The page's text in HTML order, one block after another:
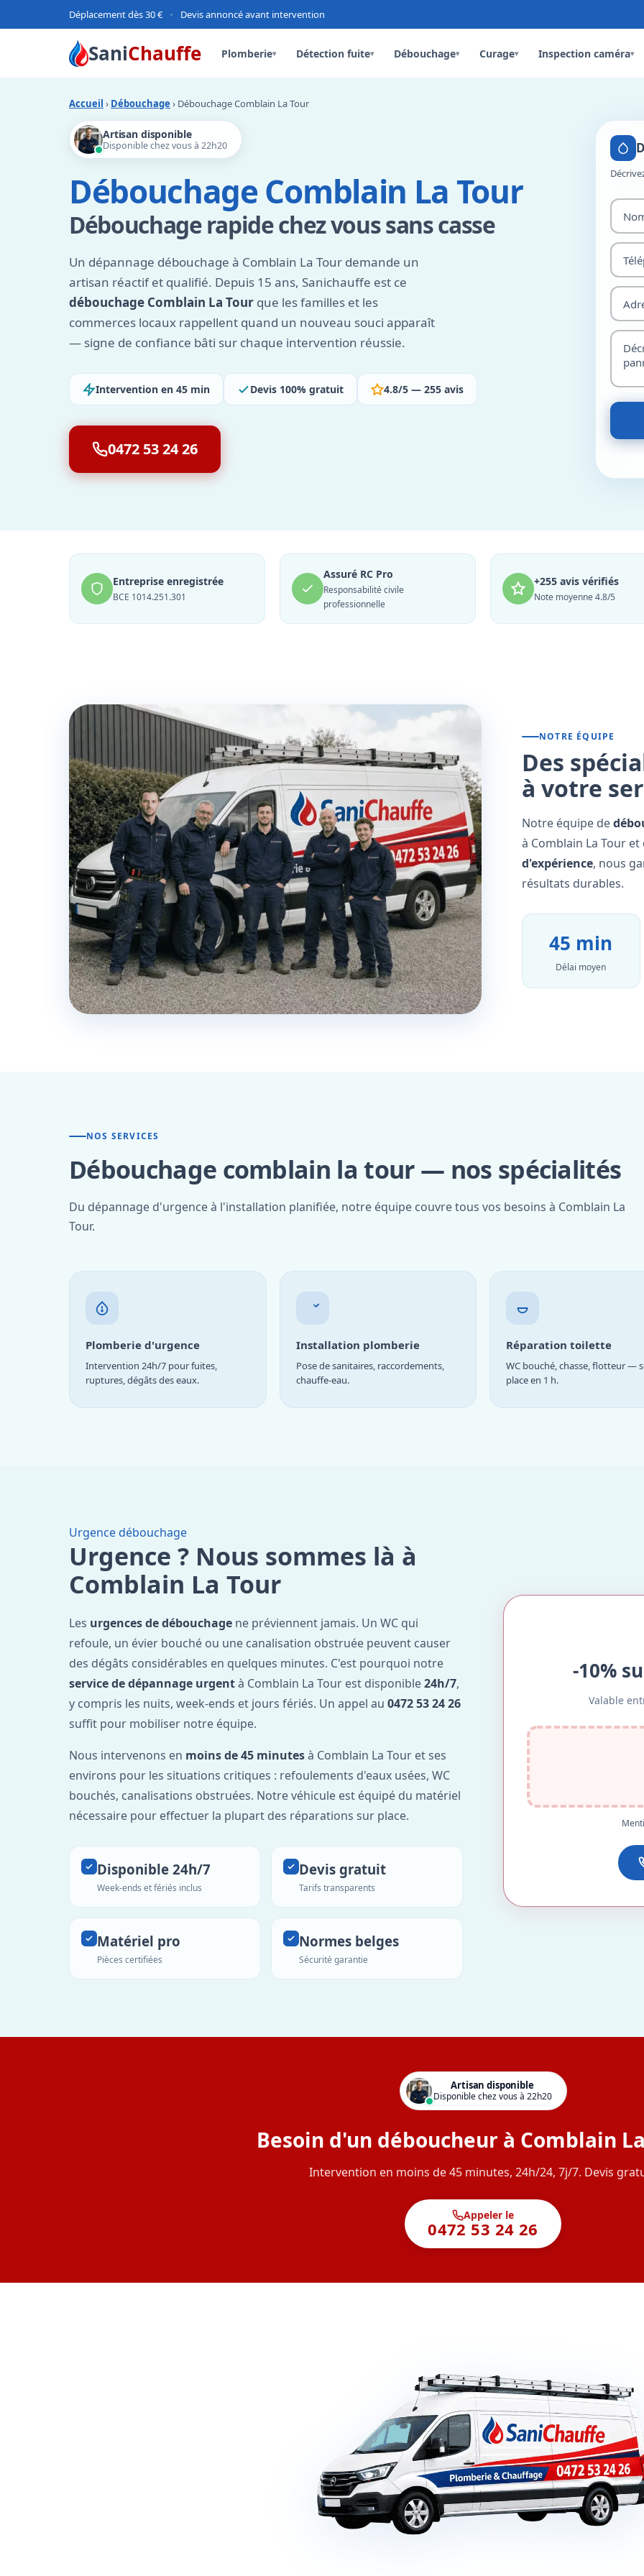
Déplacement dès 30 € • Devis annoncé avant intervention
SaniChauffe Plomberie▾ Détection fuite▾ Débouchage▾ Curage▾ Inspection caméra▾
Accueil › Débouchage › Débouchage Comblain La Tour
Artisan disponible
Disponible chez vous à 22h20
Débouchage Comblain La Tour
Débouchage rapide chez vous sans casse
Un dépannage débouchage à Comblain La Tour demande un
artisan réactif et qualifié. Depuis 15 ans, Sanichauffe est ce
débouchage Comblain La Tour que les familles et les
commerces locaux rappellent quand un nouveau souci apparaît
— signe de confiance bâti sur chaque intervention réussie.
Intervention en 45 min Devis 100% gratuit 4.8/5 — 255 avis
0472 53 24 26
Entreprise enregistrée
BCE 1014.251.301
Assuré RC Pro
Responsabilité civile
professionnelle
+255 avis vérifiés
Note moyenne 4.8/5
NOTRE ÉQUIPE
Des
à votre
Notre équipe de
à Comblain La Tour
d'expérience, nous
résultats durables.
45 min
Délai moyen
NOS SERVICES
Débouchage comblain la tour — nos spécialités
Du dépannage d'urgence à l'installation planifiée, notre équipe couvre tous vos besoins à Comblain La
Tour.
Plomberie d'urgence
Intervention 24h/7 pour fuites,
ruptures, dégâts des eaux.
Installation plomberie
Pose de sanitaires, raccordements,
chauffe-eau.
Réparation toilette
WC bouché, chasse, flotteur —
place en 1 h.
Urgence débouchage
Urgence ? Nous sommes là à
Comblain La Tour
Les urgences de débouchage ne préviennent jamais. Un WC qui
refoule, un évier bouché ou une canalisation obstruée peuvent causer
des dégâts considérables en quelques minutes. C'est pourquoi notre
service de dépannage urgentà Comblain La Tour est disponible24h/7,
y compris les nuits, week-ends et jours fériés. Un appel au 0472 53 24 26
suffit pour mobiliser notre équipe.
Nous intervenons en moins de 45 minutesà Comblain La Tour et ses
environs pour les situations critiques : refoulements d'eaux usées, WC
bouchés, canalisations obstruées. Notre véhicule est équipé du matériel
nécessaire pour effectuer la plupart des réparations sur place.
Disponible 24h/7
Week-ends et fériés inclus
Devis gratuit
Tarifs transparents
Matériel pro
Pièces certifiées
Normes belges
Sécurité garantie
-10%
Valable
Artisan disponible
Disponible chez vous à 22h20
Besoin d'un déboucheur à Comblain
Intervention en moins de 45 minutes, 24h/24, 7j/7. Devis
Appeler le
0472 53 24 26